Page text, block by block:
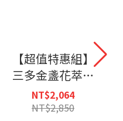
【超值特惠組】
三多金盞花萃取
物(含葉黃素)複
方軟膠囊 (100粒/
NT$2,064
NT$2,850